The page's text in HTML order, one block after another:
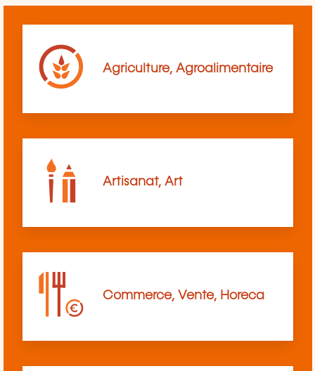
Agriculture, Agroalimentaire
Artisanat, Art
Commerce, Vente, Horeca